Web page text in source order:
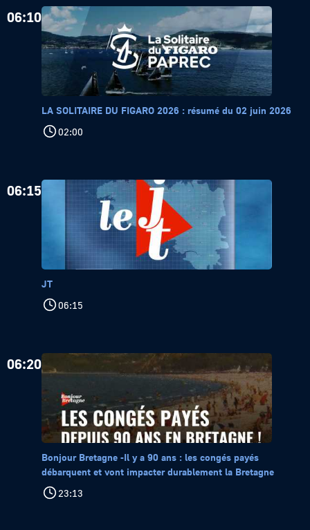
06:10
LA SOLITAIRE DU FIGARO 2026 : résumé du 02 juin 2026
02:00
06:15
JT
06:15
06:20
Bonjour Bretagne -Il y a 90 ans : les congés payés
débarquent et vont impacter durablement la Bretagne
23:13